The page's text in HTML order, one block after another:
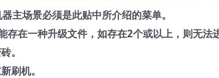
主场景必须是此贴中所介绍的菜单。
在一种升级文件，如存在2个或以上，则无法
。
刷机。